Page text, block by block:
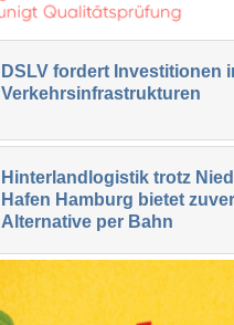
DSLV fordert Investitionen
Verkehrsinfrastrukturen
Hinterlandlogistik trotz
Hafen Hamburg bietet
Alternative per Bahn